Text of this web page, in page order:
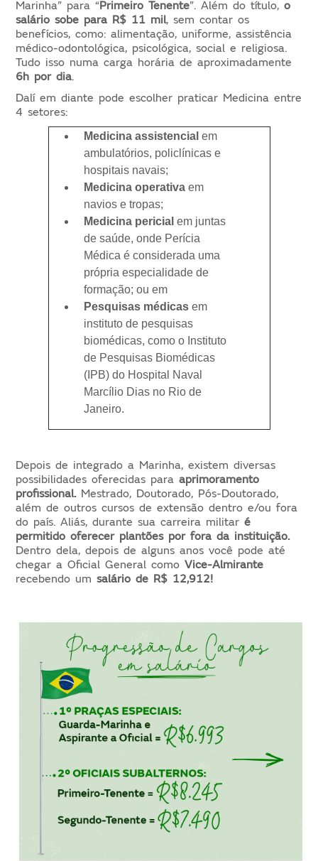
Marinha” para “Primeiro Tenente”. Além do título,o
salário sobe para R$ 11 mil, sem contar os
benefícios, como: alimentação, uniforme, assistência
médico-odontológica, psicológica, social e religiosa.
Tudo isso numa carga horária de aproximadamente
6h por dia.
Dalí em diante pode escolher praticar Medicina entre
4 setores:
Medicina assistencial em
ambulatórios, policlínicas e
hospitais navais;
Medicina operativa em
navios e tropas;
Medicina pericial em juntas
de saúde, onde Perícia
Médica é considerada uma
própria especialidade de
formação; ou em
Pesquisas médicas em
instituto de pesquisas
biomédicas, como o Instituto
de Pesquisas Biomédicas
(IPB) do Hospital Naval
Marcílio Dias no Rio de
Janeiro.
Depois de integrado a Marinha, existem diversas
possibilidades oferecidas paraaprimoramento
profissional.Mestrado, Doutorado, Pós-Doutorado,
além de outros cursos de extensão dentro e/ou fora
do país. Aliás, durante sua carreira militaré
permitido oferecer plantões por fora da instituição.
Dentro dela, depois de alguns anos você pode até
chegar a Oficial General comoVice-Almirante
recebendo umsalário de R$ 12,912!